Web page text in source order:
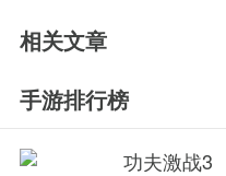
相关文章
手游排行榜
功夫激战3